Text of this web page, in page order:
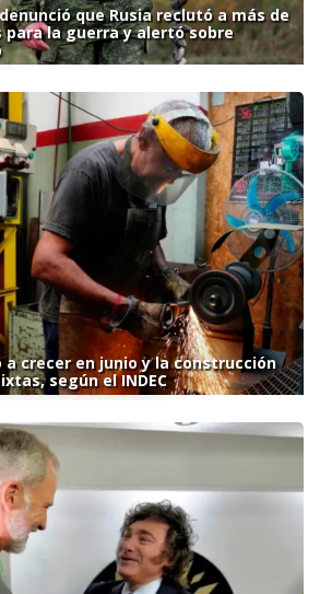
que Rusia reclutó a más de
para la guerra y alertó sobre
crecer en junio y la construcción
según el INDEC